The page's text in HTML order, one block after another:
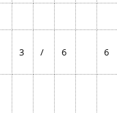
3 / 6 6